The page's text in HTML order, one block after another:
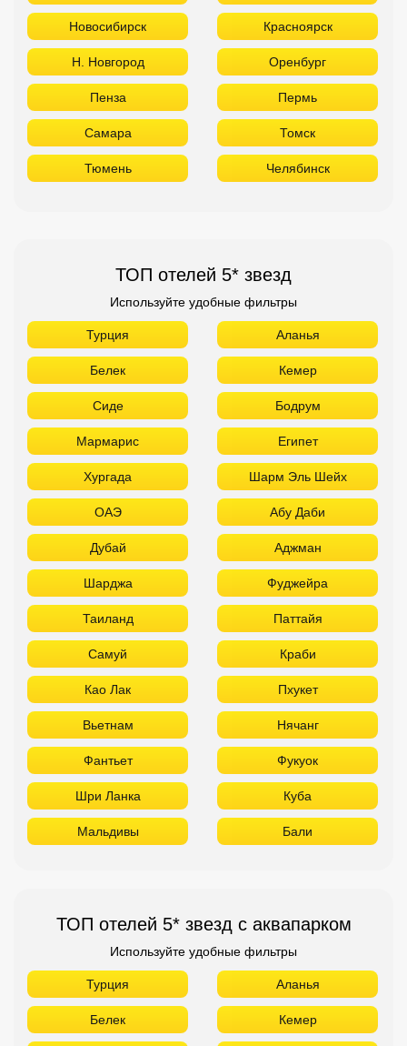
Новосибирск Красноярск
Н. Новгород Оренбург
Пенза Пермь
Самара Томск
Тюмень Челябинск
ТОП отелей 5* звезд
Используйте удобные фильтры
Турция Аланья
Белек Кемер
Сиде Бодрум
Мармарис Египет
Хургада Шарм Эль Шейх
ОАЭ Абу Даби
Дубай Аджман
Шарджа Фуджейра
Таиланд Паттайя
Самуй Краби
Као Лак Пхукет
Вьетнам Нячанг
Фантьет Фукуок
Шри Ланка Куба
Мальдивы Бали
ТОП отелей 5* звезд с аквапарком
Используйте удобные фильтры
Турция Аланья
Белек Кемер